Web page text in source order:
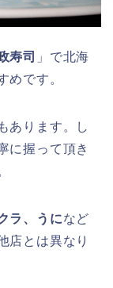
寿司
」で北海
めです。
あります。し
に握って頂き
ラ、うになど
店とは異なり